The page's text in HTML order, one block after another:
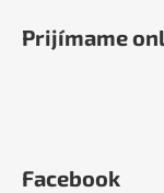
Prijímame
Facebook